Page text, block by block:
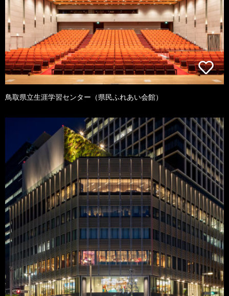
鳥取県立生涯学習センター（県民ふれあい会館）